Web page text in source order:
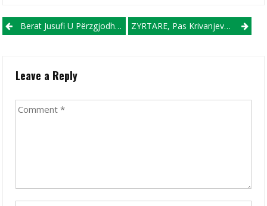
Post navigation
Berat Jusufi U Përzgjodh Si Futbollisti Më Ambicioz Në Kampin E Barcelonës Në Shkup ZYRTARE, Pas Krivanjevës, Struga Trim Lum Ndanë Rrugët Edhe Me Një Tjetër Futbollistë
Leave a Reply